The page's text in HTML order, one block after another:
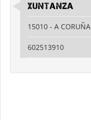
XUNTANZA
15010 - A CORUÑA
602513910